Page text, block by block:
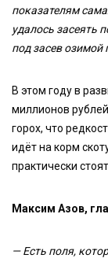
показателям
удалось засеять
под засев
В этом году в
миллионов
горох, что
идёт на корм
практически
Максим Азов,
— Есть поля,